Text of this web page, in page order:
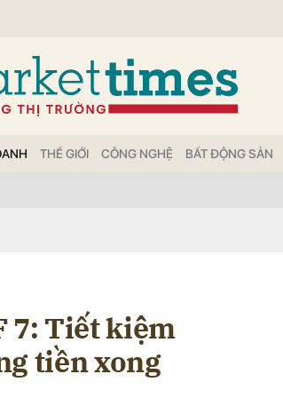
THẾ GIỚI CÔNG NGHỆ BẤT ĐỘNG SẢN
7: Tiết kiệm
tiền xong